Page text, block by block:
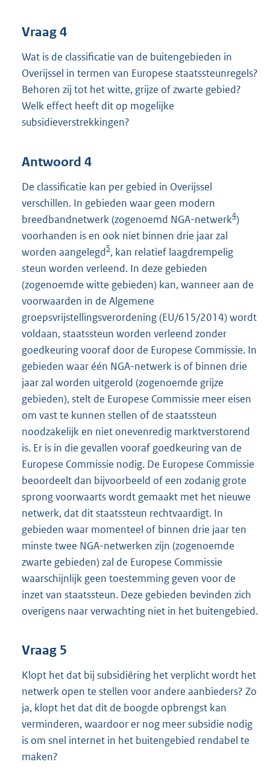
Vraag 4
Wat is de classificatie van de buitengebieden in
Overijssel in termen van Europese staatssteunregels?
Behoren zij tot het witte, grijze of zwarte gebied?
Welk effect heeft dit op mogelijke
subsidieverstrekkingen?
Antwoord 4
De classificatie kan per gebied in Overijssel
verschillen. In gebieden waar geen modern
breedbandnetwerk (zogenoemd NGA-netwerk4)
voorhanden is en ook niet binnen drie jaar zal
worden aangelegd5, kan relatief laagdrempelig
steun worden verleend. In deze gebieden
(zogenoemde witte gebieden) kan, wanneer aan de
voorwaarden in de Algemene
groepsvrijstellingsverordening (EU/615/2014) wordt
voldaan, staatssteun worden verleend zonder
goedkeuring vooraf door de Europese Commissie. In
gebieden waar één NGA-netwerk is of binnen drie
jaar zal worden uitgerold (zogenoemde grijze
gebieden), stelt de Europese Commissie meer eisen
om vast te kunnen stellen of de staatssteun
noodzakelijk en niet onevenredig marktverstorend
is. Er is in die gevallen vooraf goedkeuring van de
Europese Commissie nodig. De Europese Commissie
beoordeelt dan bijvoorbeeld of een zodanig grote
sprong voorwaarts wordt gemaakt met het nieuwe
netwerk, dat dit staatssteun rechtvaardigt. In
gebieden waar momenteel of binnen drie jaar ten
minste twee NGA-netwerken zijn (zogenoemde
zwarte gebieden) zal de Europese Commissie
waarschijnlijk geen toestemming geven voor de
inzet van staatssteun. Deze gebieden bevinden zich
overigens naar verwachting niet in het buitengebied.
Vraag 5
Klopt het dat bij subsidiëring het verplicht wordt het
netwerk open te stellen voor andere aanbieders? Zo
ja, klopt het dat dit de boogde opbrengst kan
verminderen, waardoor er nog meer subsidie nodig
is om snel internet in het buitengebied rendabel te
maken?